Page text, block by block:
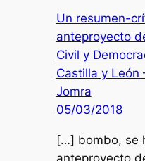
Un resumen-
anteproyecto
Civil y
Castilla y León
Jomra
05/03/2018
[…] bombo, se
anteproyecto